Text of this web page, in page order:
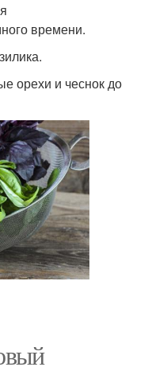
времени.
орехи и чеснок до